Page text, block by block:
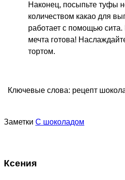
Наконец, посыпьте туфы
количеством какао для
работает с помощью
мечта готова!
тортом.
Ключевые слова: рецепт
Заметки С шоколадом
Ксения